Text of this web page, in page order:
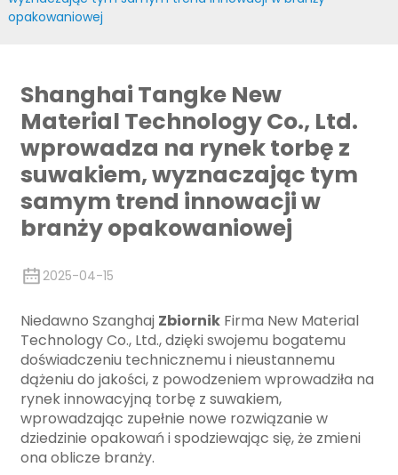
opakowaniowej
Shanghai Tangke New
Material Technology Co., Ltd.
wprowadza na rynek torbę z
suwakiem, wyznaczając tym
samym trend innowacji w
branży opakowaniowej
2025-04-15
Niedawno Szanghaj ZbiornikFirma New Material
Technology Co., Ltd., dzięki swojemu bogatemu
doświadczeniu technicznemu i nieustannemu
dążeniu do jakości, z powodzeniem wprowadziła na
rynek innowacyjną torbę z suwakiem,
wprowadzając zupełnie nowe rozwiązanie w
dziedzinie opakowań i spodziewając się, że zmieni
ona oblicze branży.